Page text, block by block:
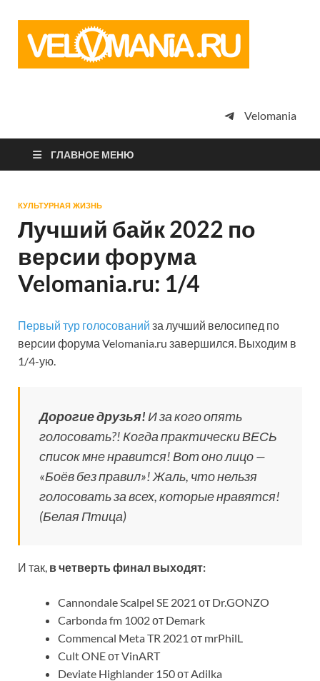
просто
Velomania
ГЛАВНОЕ МЕНЮ
КУЛЬТУРНАЯ ЖИЗНЬ
Лучший байк 2022 по
версии форума
Velomania.ru: 1/4
Первый тур голосований за лучший велосипед по
версии форума Velomania.ru завершился. Выходим в
1/4-ую.
Дорогие друзья!И за кого опять
голосовать?! Когда практически ВЕСЬ
список мне нравится! Вот оно лицо —
«Боёв без правил»! Жаль, что нельзя
голосовать за всех, которые нравятся!
(Белая Птица)
И так, в четверть финал выходят:
Cannondale Scalpel SE 2021 от Dr.GONZO
Carbonda fm 1002 от Demark
Commencal Meta TR 2021 от mrPhilL
Cult ONE от VinART
Deviate Highlander 150 от Adilka